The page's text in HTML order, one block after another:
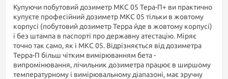
Купуючи побутовий дозиметр МКС 05 Тера-П+ ви практично
купуєте професійний дозиметр МКС 05 тільки в жовтому
корпусі (побутовий дозиметр Терра йде в жовтому корпусі)
і без штампа в паспорті про державну атестацію. Міряє
точно так само, як і МКС 05. Відрізняється від дозиметра
Терра-П більш чітким вимірюванням бета -
випромінювання, лічильник дозиметра працює в ширшому
температурному і вимірювальному діапазоні, має зручну